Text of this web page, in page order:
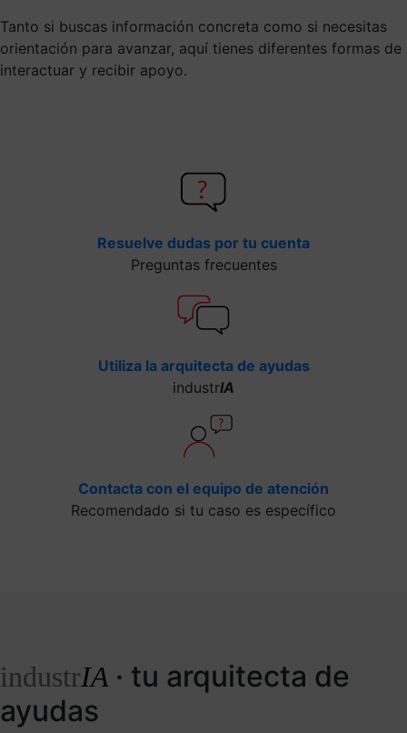
Tanto si buscas información concreta como si necesitas
orientación para avanzar, aquí tienes diferentes formas de
interactuar y recibir apoyo.
Resuelve dudas por tu cuenta
Preguntas frecuentes
Utiliza la arquitecta de ayudas
industrIA
Contacta con el equipo de atención
Recomendado si tu caso es específico
industrIA · tu arquitecta de
ayudas